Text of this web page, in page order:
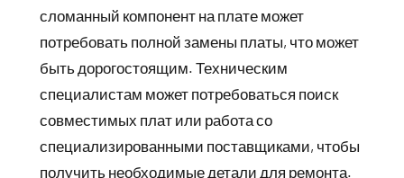
сломанный компонент на плате может
потребовать полной замены платы, что может
быть дорогостоящим. Техническим
специалистам может потребоваться поиск
совместимых плат или работа со
специализированными поставщиками, чтобы
получить необходимые детали для ремонта.